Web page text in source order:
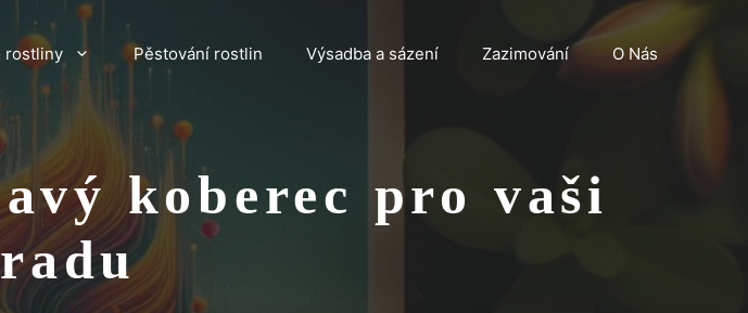
rostliny Pěstování rostlin Výsadba a sázení Zazimování O Nás
koberec pro vaši